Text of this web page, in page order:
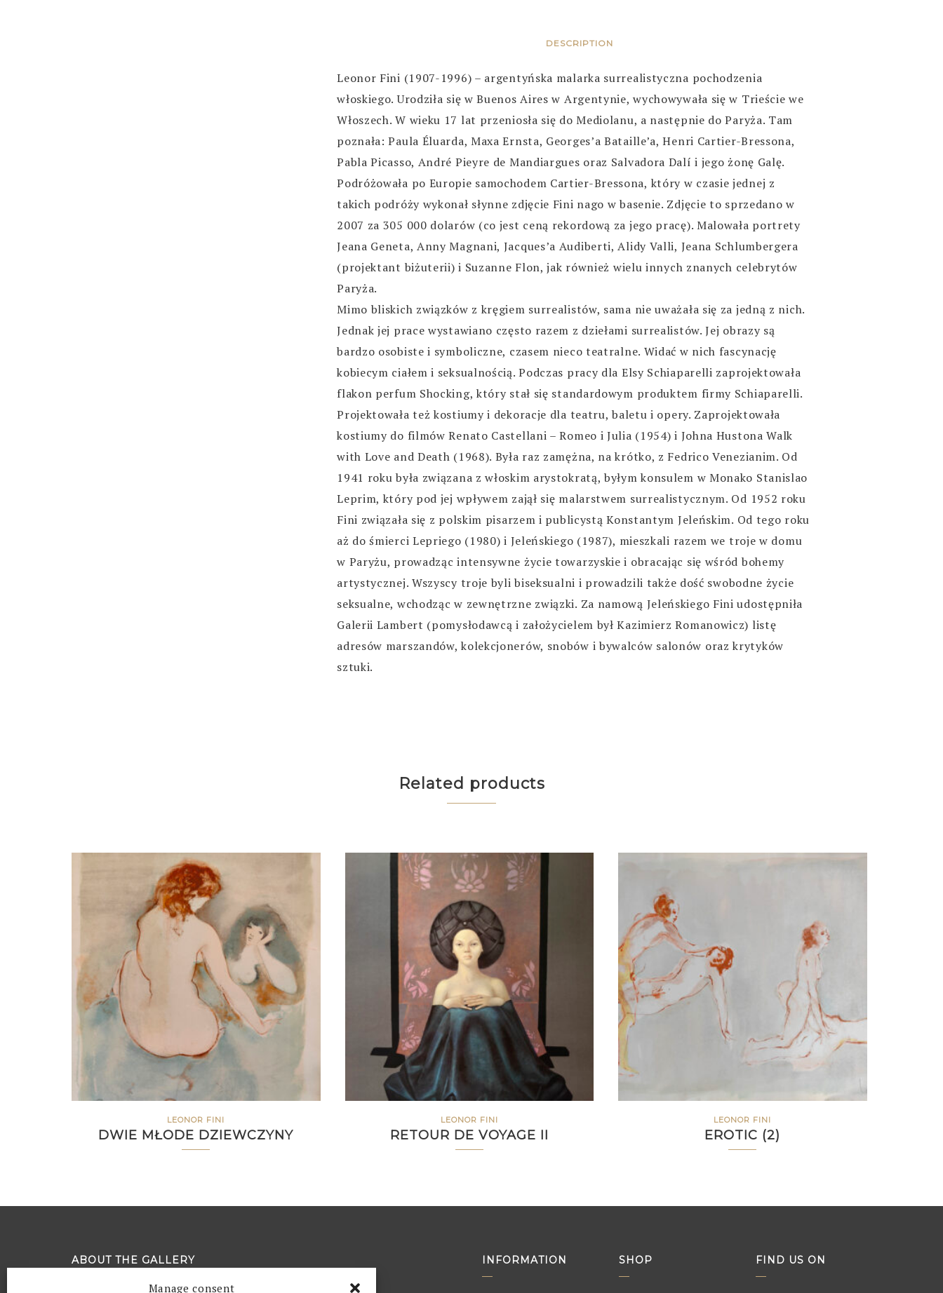
Manage consent
DESCRIPTION
Leonor Fini (1907-1996) – argentyńska malarka surrealistyczna pochodzenia
włoskiego. Urodziła się w Buenos Aires w Argentynie, wychowywała się w Trieście we
Włoszech. W wieku 17 lat przeniosła się do Mediolanu, a następnie do Paryża. Tam
poznała: Paula Éluarda, Maxa Ernsta, Georges’a Bataille’a, Henri Cartier-Bressona,
Pabla Picasso, André Pieyre de Mandiargues oraz Salvadora Dalí i jego żonę Galę.
Podróżowała po Europie samochodem Cartier-Bressona, który w czasie jednej z
takich podróży wykonał słynne zdjęcie Fini nago w basenie. Zdjęcie to sprzedano w
2007 za 305 000 dolarów (co jest ceną rekordową za jego pracę). Malowała portrety
Jeana Geneta, Anny Magnani, Jacques’a Audiberti, Alidy Valli, Jeana Schlumbergera
(projektant biżuterii) i Suzanne Flon, jak również wielu innych znanych celebrytów
Paryża.
Mimo bliskich związków z kręgiem surrealistów, sama nie uważała się za jedną z nich.
Jednak jej prace wystawiano często razem z dziełami surrealistów. Jej obrazy są
bardzo osobiste i symboliczne, czasem nieco teatralne. Widać w nich fascynację
kobiecym ciałem i seksualnością. Podczas pracy dla Elsy Schiaparelli zaprojektowała
flakon perfum Shocking, który stał się standardowym produktem firmy Schiaparelli.
Projektowała też kostiumy i dekoracje dla teatru, baletu i opery. Zaprojektowała
kostiumy do filmów Renato Castellani – Romeo i Julia (1954) i Johna Hustona Walk
with Love and Death (1968). Była raz zamężna, na krótko, z Fedrico Venezianim. Od
1941 roku była związana z włoskim arystokratą, byłym konsulem w Monako Stanislao
Leprim, który pod jej wpływem zajął się malarstwem surrealistycznym. Od 1952 roku
Fini związała się z polskim pisarzem i publicystą Konstantym Jeleńskim. Od tego roku
aż do śmierci Lepriego (1980) i Jeleńskiego (1987), mieszkali razem we troje w domu
w Paryżu, prowadząc intensywne życie towarzyskie i obracając się wśród bohemy
artystycznej. Wszyscy troje byli biseksualni i prowadzili także dość swobodne życie
seksualne, wchodząc w zewnętrzne związki. Za namową Jeleńskiego Fini udostępniła
Galerii Lambert (pomysłodawcą i założycielem był Kazimierz Romanowicz) listę
adresów marszandów, kolekcjonerów, snobów i bywalców salonów oraz krytyków
sztuki.
Related products
LEONOR FINI
DWIE MŁODE DZIEWCZYNY
LEONOR FINI
RETOUR DE VOYAGE II
LEONOR FINI
EROTIC (2)
ABOUT THE GALLERY INFORMATION SHOP FIND US ON